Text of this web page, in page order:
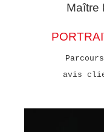
Maître
avis